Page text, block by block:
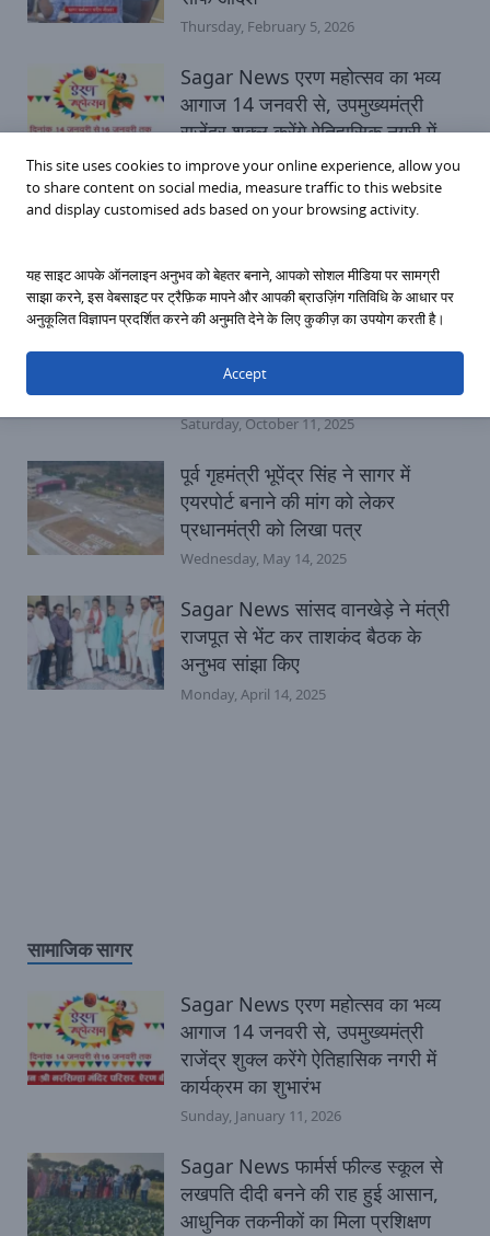
Thursday, February 5, 2026
Sagar News एरण महोत्सव का भव्य
आगाज 14 जनवरी से, उपमुख्यमंत्री
राजेंद्र शुक्ल करेंगे ऐतिहासिक नगरी में
कार्यक्रम का शुभारंभ
Sunday, January 11, 2026
Sagar News 39 करोड़ रुपए की
Parking, धीमी निर्माण गति से महापौर
नाराज
Saturday, October 11, 2025
पूर्व गृहमंत्री भूपेंद्र सिंह ने सागर में
एयरपोर्ट बनाने की मांग को लेकर
प्रधानमंत्री को लिखा पत्र
Wednesday, May 14, 2025
Sagar News सांसद वानखेड़े ने मंत्री
राजपूत से भेंट कर ताशकंद बैठक के
अनुभव सांझा किए
Monday, April 14, 2025
सामाजिक सागर
Sagar News एरण महोत्सव का भव्य
आगाज 14 जनवरी से, उपमुख्यमंत्री
राजेंद्र शुक्ल करेंगे ऐतिहासिक नगरी में
कार्यक्रम का शुभारंभ
Sunday, January 11, 2026
Sagar News फार्मर्स फील्ड स्कूल से
लखपति दीदी बनने की राह हुई आसान,
आधुनिक तकनीकों का मिला प्रशिक्षण
This site uses cookies to improve your online experience, allow you
to share content on social media, measure traffic to this website
and display customised ads based on your browsing activity.
यह साइट आपके ऑनलाइन अनुभव को बेहतर बनाने, आपको सोशल मीडिया पर सामग्री
साझा करने, इस वेबसाइट पर ट्रैफ़िक मापने और आपकी ब्राउज़िंग गतिविधि के आधार पर
अनुकूलित विज्ञापन प्रदर्शित करने की अनुमति देने के लिए कुकीज़ का उपयोग करती है।
Accept